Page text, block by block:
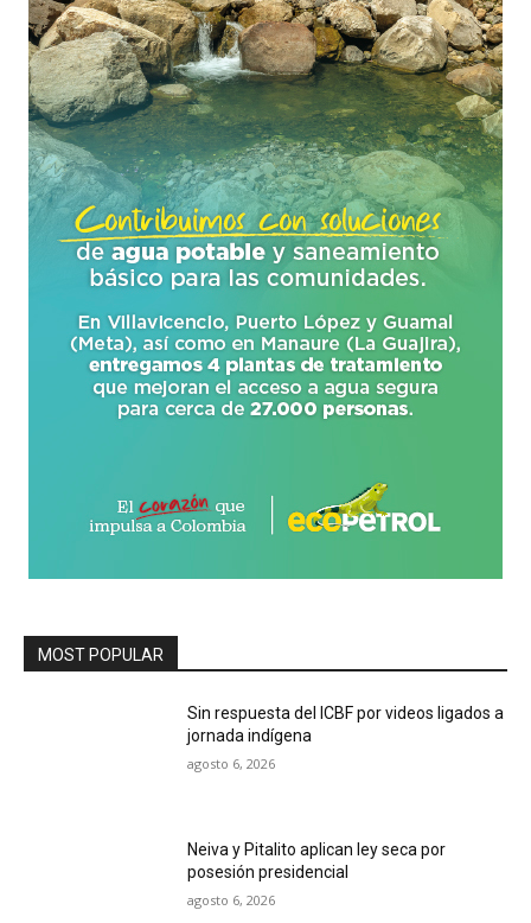
MOST POPULAR
Sin respuesta del ICBF por videos ligados a
jornada indígena
agosto 6, 2026
Neiva y Pitalito aplican ley seca por
posesión presidencial
agosto 6, 2026